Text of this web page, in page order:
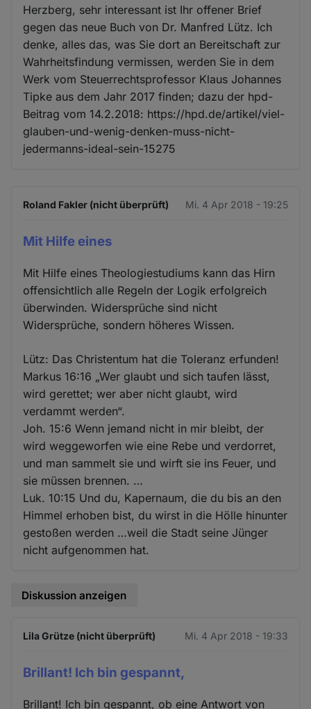
Herzberg, sehr interessant ist Ihr offener Brief
gegen das neue Buch von Dr. Manfred Lütz. Ich
denke, alles das, was Sie dort an Bereitschaft zur
Wahrheitsfindung vermissen, werden Sie in dem
Werk vom Steuerrechtsprofessor Klaus Johannes
Tipke aus dem Jahr 2017 finden; dazu der hpd-
Beitrag vom 14.2.2018: https://hpd.de/artikel/viel-
glauben-und-wenig-denken-muss-nicht-
jedermanns-ideal-sein-15275
Roland Fakler (nicht überprüft) Mi. 4 Apr 2018 - 19:25
Mit Hilfe eines
Mit Hilfe eines Theologiestudiums kann das Hirn
offensichtlich alle Regeln der Logik erfolgreich
überwinden. Widersprüche sind nicht
Widersprüche, sondern höheres Wissen.
Lütz: Das Christentum hat die Toleranz erfunden!
Markus 16:16 „Wer glaubt und sich taufen lässt,
wird gerettet; wer aber nicht glaubt, wird
verdammt werden“.
Joh. 15:6 Wenn jemand nicht in mir bleibt, der
wird weggeworfen wie eine Rebe und verdorret,
und man sammelt sie und wirft sie ins Feuer, und
sie müssen brennen. …
Luk. 10:15 Und du, Kapernaum, die du bis an den
Himmel erhoben bist, du wirst in die Hölle hinunter
gestoßen werden …weil die Stadt seine Jünger
nicht aufgenommen hat.
Diskussion anzeigen
Lila Grütze (nicht überprüft) Mi. 4 Apr 2018 - 19:33
Brillant! Ich bin gespannt,
Brillant! Ich bin gespannt, ob eine Antwort von